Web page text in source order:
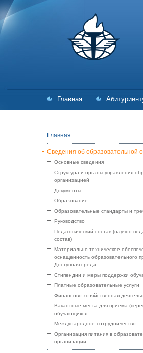
Главная
Главная
Сведения об образовательной
Основные сведения
Структура и органы управления
организацией
Документы
Образование
Образовательные стандарты и
Руководство
Педагогический состав (научно-
состав)
Материально-техническое
оснащенность образовательного
Доступная среда
Стипендии и меры поддержки
Платные образовательные услуги
Финансово-хозяйственная
Вакантные места для приема
обучающихся
Международное сотрудничество
Организация питания в
организации